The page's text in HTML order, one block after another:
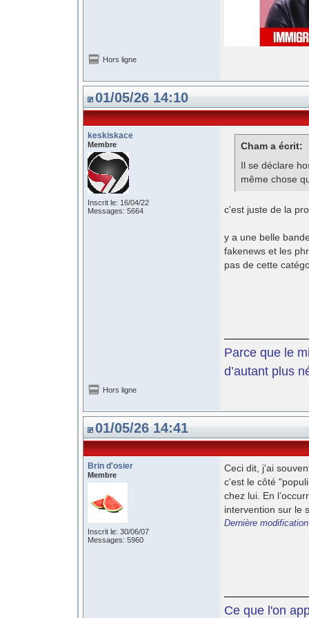
Hors ligne
01/05/26 14:10
keskiskace
Membre
Inscrit le: 16/04/22
Messages: 5664
Cham a écrit:
Il se déclare
même chose
c'est juste de la
y a une belle
fakenews et les
pas de cette
Parce que le
d’autant plus
Hors ligne
01/05/26 14:41
Brin d'osier
Membre
Inscrit le: 30/06/07
Messages: 5960
Ceci dit, j'ai
c'est le côté
chez lui. En
intervention sur le
Dernière
Ce que l'on